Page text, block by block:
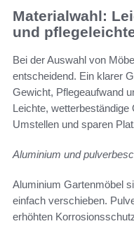
Materialwahl:
und
Bei der Auswahl von
entscheidend. Ein klarer
Gewicht, Pflegeaufwand
Leichte,
Umstellen und sparen
Aluminium und
Aluminium Gartenmöbel
einfach verschieben.
erhöhten